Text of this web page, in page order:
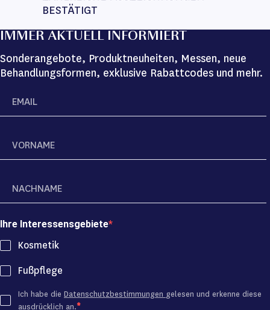
BESTÄTIGT
IMMER AKTUELL INFORMIERT
Sonderangebote, Produktneuheiten, Messen, neue
Behandlungsformen, exklusive Rabattcodes und mehr.
Ihre Interessensgebiete
Kosmetik
Fußpflege
Ich habe die Datenschutzbestimmungen gelesen und erkenne diese
ausdrücklich an.